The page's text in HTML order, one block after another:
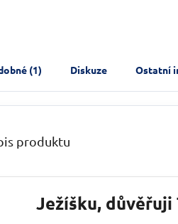
(1) Diskuze Ostatní
produktu
Ježíšku, důvěřuji